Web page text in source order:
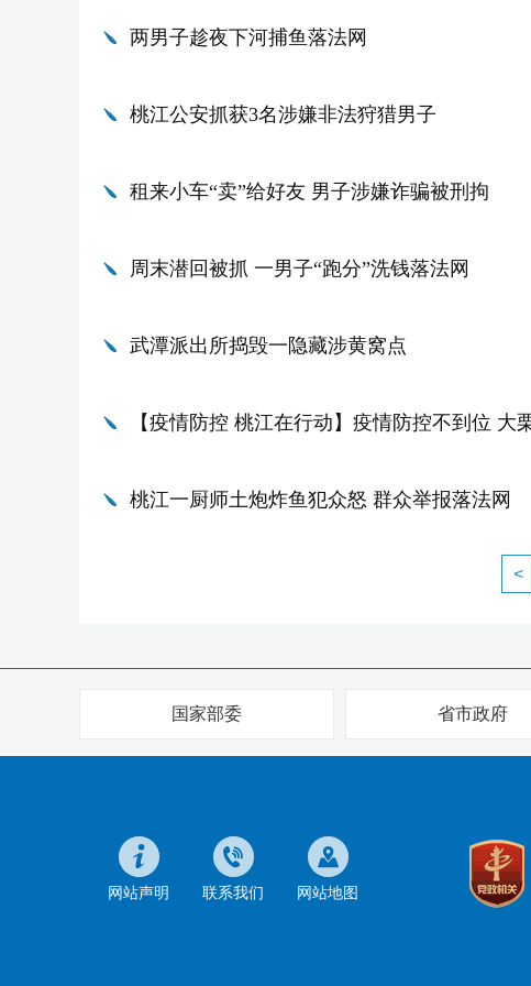
两男子趁夜下河捕鱼落法网
桃江公安抓获3名涉嫌非法狩猎男子
租来小车“卖”给好友 男子涉嫌诈骗被刑拘
周末潜回被抓 一男子“跑分”洗钱落法网
武潭派出所捣毁一隐藏涉黄窝点
【疫情防控 桃江在行动】疫情防控不到位 大
桃江一厨师土炮炸鱼犯众怒 群众举报落法网
<
国家部委 省市政府
网站声明 联系我们 网站地图